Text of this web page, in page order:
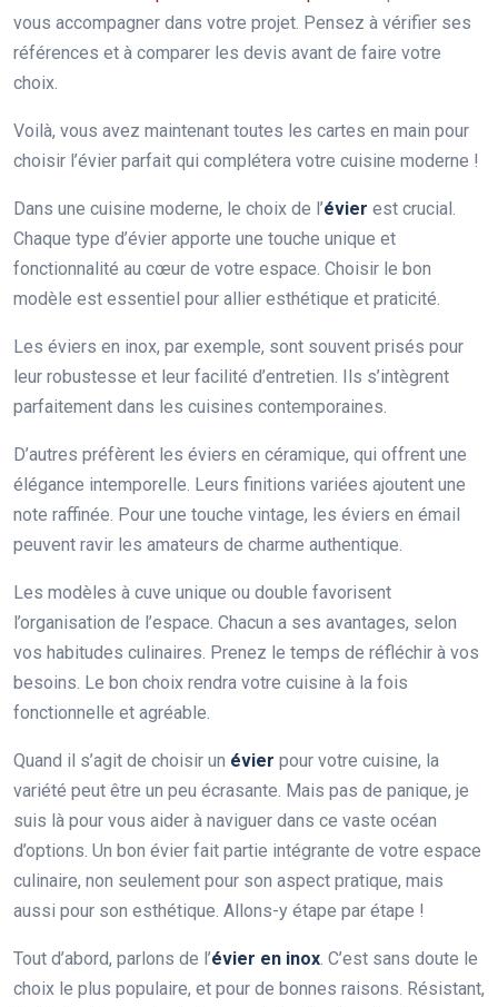
vous accompagner dans votre projet. Pensez à vérifier ses
références et à comparer les devis avant de faire votre
choix.
Voilà, vous avez maintenant toutes les cartes en main pour
choisir l’évier parfait qui complétera votre cuisine moderne !
Dans une cuisine moderne, le choix de l’évier est crucial.
Chaque type d’évier apporte une touche unique et
fonctionnalité au cœur de votre espace. Choisir le bon
modèle est essentiel pour allier esthétique et praticité.
Les éviers en inox, par exemple, sont souvent prisés pour
leur robustesse et leur facilité d’entretien. Ils s’intègrent
parfaitement dans les cuisines contemporaines.
D’autres préfèrent les éviers en céramique, qui offrent une
élégance intemporelle. Leurs finitions variées ajoutent une
note raffinée. Pour une touche vintage, les éviers en émail
peuvent ravir les amateurs de charme authentique.
Les modèles à cuve unique ou double favorisent
l’organisation de l’espace. Chacun a ses avantages, selon
vos habitudes culinaires. Prenez le temps de réfléchir à vos
besoins. Le bon choix rendra votre cuisine à la fois
fonctionnelle et agréable.
Quand il s’agit de choisir un évier pour votre cuisine, la
variété peut être un peu écrasante. Mais pas de panique, je
suis là pour vous aider à naviguer dans ce vaste océan
d’options. Un bon évier fait partie intégrante de votre espace
culinaire, non seulement pour son aspect pratique, mais
aussi pour son esthétique. Allons-y étape par étape !
Tout d’abord, parlons de l’évier en inox. C’est sans doute le
choix le plus populaire, et pour de bonnes raisons. Résistant,